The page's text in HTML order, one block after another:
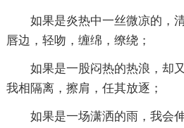
如果是炎热中一丝微凉的，
唇边，轻吻，缠绵，缭绕；
如果是一股闷热的热浪，却
我相隔离，擦肩，任其放逐；
如果是一场潇洒的雨，我会